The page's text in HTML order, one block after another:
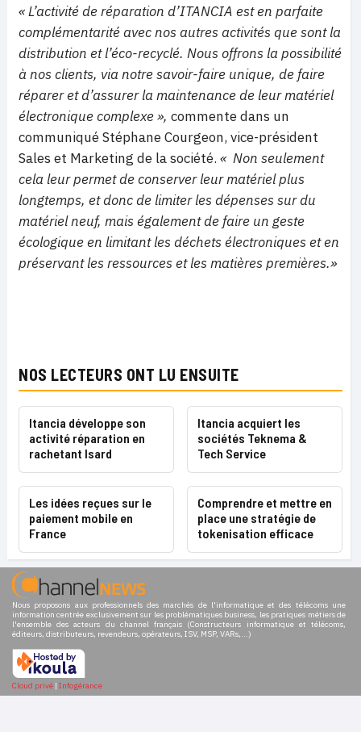
« L’activité de réparation d’ITANCIA est en parfaite
complémentarité avec nos autres activités que sont la
distribution et l’éco-recyclé. Nous offrons la possibilité
à nos clients, via notre savoir-faire unique, de faire
réparer et d’assurer la maintenance de leur matériel
électronique complexe », commente dans un
communiqué Stéphane Courgeon, vice-président
Sales et Marketing de la société. « Non seulement
cela leur permet de conserver leur matériel plus
longtemps, et donc de limiter les dépenses sur du
matériel neuf, mais également de faire un geste
écologique en limitant les déchets électroniques et en
préservant les ressources et les matières premières.»
NOS LECTEURS ONT LU ENSUITE
Itancia développe son
activité réparation en
rachetant Isard
Itancia acquiert les
sociétés Teknema &
Tech Service
Les idées reçues sur le
paiement mobile en
France
Comprendre et mettre en
place une stratégie de
tokenisation efficace
Nous proposons aux professionnels des marchés de l'informatique et des télécoms une
information centrée exclusivement sur les problématiques business, les pratiques métiers de
l'ensemble des acteurs du channel français (Constructeurs informatique et télécoms,
éditeurs, distributeurs, revendeurs, opérateurs, ISV, MSP, VARs,...)
Cloud privé | Infogérance